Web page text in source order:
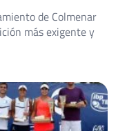
de Colmenar
más exigente y